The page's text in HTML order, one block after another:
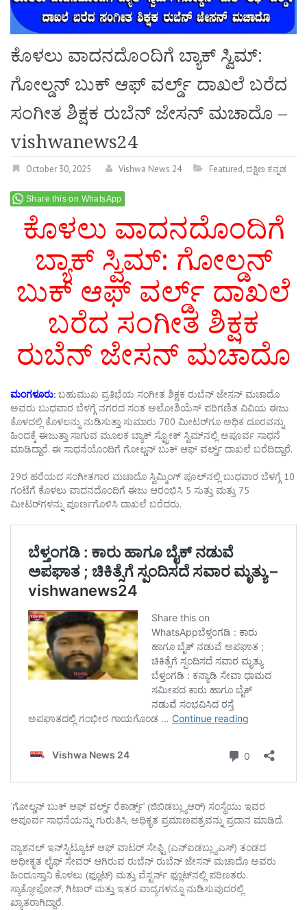
ಕೊಳಲು ವಾದನದೊಂದಿಗೆ ಬ್ಯಾಕ್ ಸ್ವಿಮ್:
ಗೋಲ್ಡನ್ ಬುಕ್ ಆಫ್ ವರ್ಲ್ಡ್ ದಾಖಲೆ ಬರೆದ
ಸಂಗೀತ ಶಿಕ್ಷಕ ರುಬೆನ್ ಜೇಸನ್ ಮಚಾದೊ –
vishwanews24
October 30, 2025 Vishwa News 24 Featured,ದಕ್ಷಿಣ ಕನ್ನಡ
Share this on WhatsApp
ಕೊಳಲು ವಾದನದೊಂದಿಗೆ
ಬ್ಯಾಕ್ ಸ್ವಿಮ್: ಗೋಲ್ಡನ್
ಬುಕ್ ಆಫ್ ವರ್ಲ್ಡ್ ದಾಖಲೆ
ಬರೆದ ಸಂಗೀತ ಶಿಕ್ಷಕ
ರುಬೆನ್ ಜೇಸನ್ ಮಚಾದೊ
ಮಂಗಳೂರು: ಬಹುಮುಖ ಪ್ರತಿಭೆಯ ಸಂಗೀತ ಶಿಕ್ಷಕ ರುಬೆನ್ ಜೇಸನ್ ಮಚಾದೊ
ಅವರು ಬುಧವಾರ ಬೆಳಗ್ಗೆ ನಗರದ ಸಂತ ಅಲೋಶಿಯೆಸ್ ಪರಿಗಣಿತ ವಿವಿಯ ಈಜು
ಕೊಳದಲ್ಲಿ ಕೊಳಲನ್ನು ನುಡಿಸುತ್ತಾ ಸುಮಾರು 700 ಮೀಟರ್‌ಗೂ ಅಧಿಕ ದೂರವನ್ನು
ಹಿಂದಕ್ಕೆ ಈಜುತ್ತಾ ಸಾಗುವ ಮೂಲಕ ಬ್ಯಾಕ್ ಸ್ಟ್ರೋಕ್ ಸ್ವಿಮ್‌ನಲ್ಲಿ ಅಪೂರ್ವ ಸಾಧನೆ
ಮಾಡಿದ್ದಾರೆ. ಈ ಸಾಧನೆಯೊಂದಿಗೆ ಗೋಲ್ಡನ್ ಬುಕ್ ಆಫ್ ವರ್ಲ್ಡ್ ದಾಖಲೆ ಬರೆದಿದ್ದಾರೆ.
29ರ ಹರೆಯದ ಸಂಗೀತಗಾರ ಮಚಾದೊ ಸ್ವಿಮ್ಮಿಂಗ್ ಪೂಲ್‌ನಲ್ಲಿ ಬುಧವಾರ ಬೆಳಗ್ಗೆ 10
ಗಂಟೆಗೆ ಕೊಳಲು ವಾದನದೊಂದಿಗೆ ಈಜು ಆರಂಭಿಸಿ 5 ಸುತ್ತು ಮತ್ತು 75
ಮೀಟರ್‌ಗಳನ್ನು ಪೂರ್ಣಗೊಳಿಸಿ ದಾಖಲೆ ಬರೆದರು.
‘ಗೋಲ್ಡನ್ ಬುಕ್ ಆಫ್ ವರ್ಲ್ಡ್ ರೆಕಾರ್ಡ್ಸ್’ (ಜಿಬಿಡಬ್ಲ್ಯುಆರ್) ಸಂಸ್ಥೆಯು ಇವರ
ಅಪೂರ್ವ ಸಾಧನೆಯನ್ನು ಗುರುತಿಸಿ, ಅಧಿಕೃತ ಪ್ರಮಾಣಪತ್ರವನ್ನು ಪ್ರದಾನ ಮಾಡಿದೆ.
ನ್ಯಾಶನಲ್ ಇನ್‌ಸ್ಟಿಟ್ಯೂಟ್ ಆಫ್ ವಾಟರ್ ಸೇಫ್ಟಿ (ಎನ್‌ಐಡಬ್ಲ್ಯುಎಸ್) ತಂಡದ
ಅಧೀಕೃತ ಲೈಫ್ ಸೇವರ್‌ ಆಗಿರುವ ರುಬೆನ್ ರುಬೆನ್ ಜೇಸನ್ ಮಚಾದೊ ಅವರು
ಹಿಂದೂಸ್ತಾನಿ ಕೊಳಲು (ಫ್ಲೂಟ್) ಮತ್ತು ವೆಸ್ಟರ್ನ್ ಫ್ಲೂಟ್‌ನಲ್ಲಿ ಪರಿಣತರು.
ಸ್ಯಾಕ್ಸೋಫೋನ್, ಗಿಟಾರ್ ಮತ್ತು ಇತರ ವಾದ್ಯಗಳನ್ನೂ ನುಡಿಸುವುದರಲ್ಲಿ
ಖ್ಯಾತರಾಗಿದ್ದಾರೆ.